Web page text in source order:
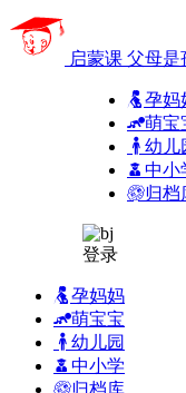
启蒙课 父母是
孕妈
萌宝
幼儿
中小
归档
登录
孕妈妈
萌宝宝
幼儿园
中小学
归档库